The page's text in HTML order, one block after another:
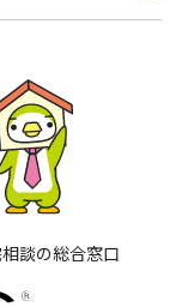
談の総合窓口